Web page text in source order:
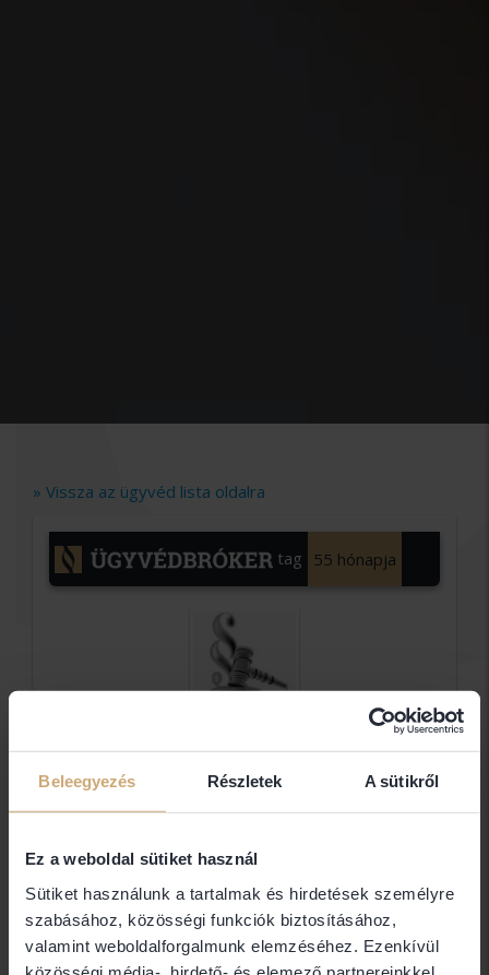
Beleegyezés Részletek A sütikről
Ez a weboldal sütiket használ
Sütiket használunk a tartalmak és hirdetések személyre
szabásához, közösségi funkciók biztosításához,
valamint weboldalforgalmunk elemzéséhez. Ezenkívül
» Vissza az ügyvéd lista oldalra
tag 55 hónapja
Csaplár
Melinda
Dr Csaplár Melinda